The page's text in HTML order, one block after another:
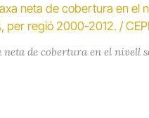
de cobertura en el nivell